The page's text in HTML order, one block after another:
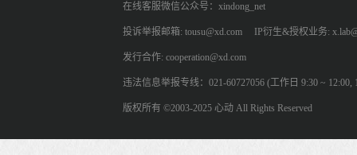
在线客服微信公众号：xindong_net
投诉举报邮箱: tousu@xd.com IP衍生&授权业务:
发行合作: cooperation@xd.com
违法信息举报专线：021-60727056 (工作日 9:30 ~ 12:00,
版权所有 ©2003-2025 心动 All Rights Reserved